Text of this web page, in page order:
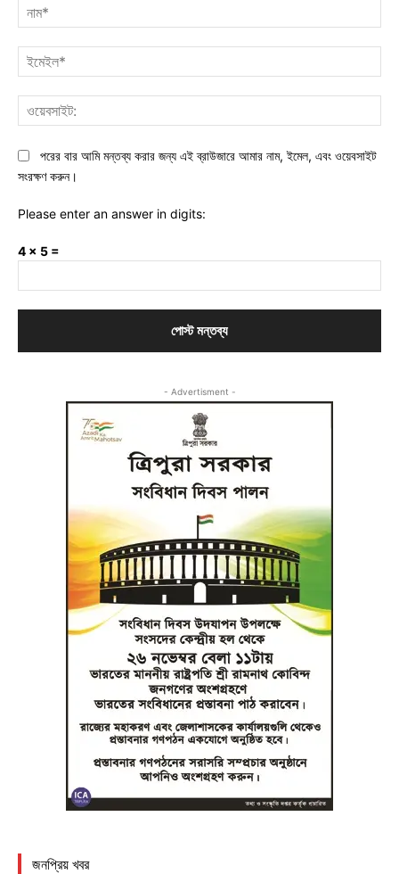
পরের বার আমি মন্তব্য করার জন্য এই ব্রাউজারে আমার নাম, ইমেল, এবং ওয়েবসাইট
সংরক্ষণ করুন।
Please enter an answer in digits:
4 × 5 =
- Advertisment -
জনপ্রিয় খবর